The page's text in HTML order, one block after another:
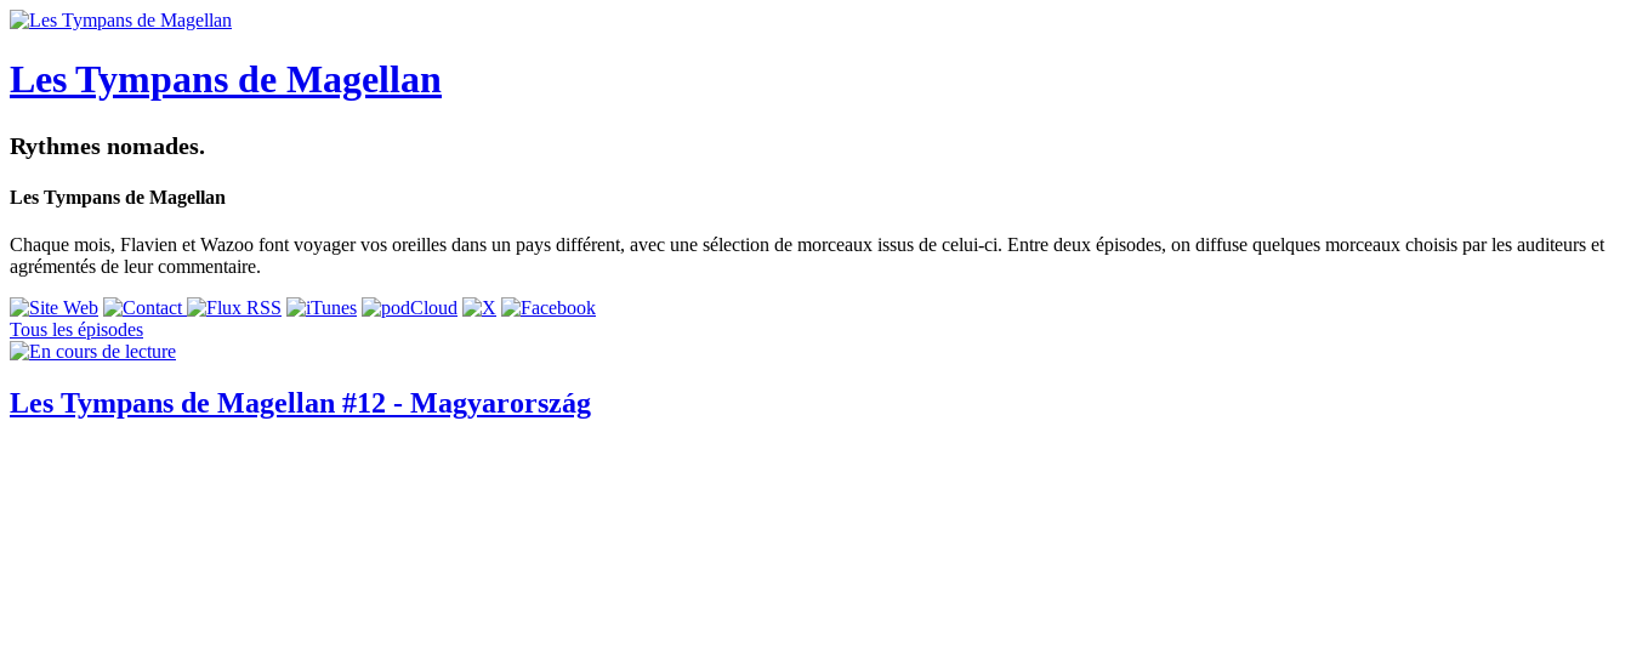
Les Tympans de Magellan
Rythmes nomades.
Les Tympans de Magellan
Chaque mois, Flavien et Wazoo font voyager vos oreilles dans un pays différent, avec une sélection de morceaux issus de celui-ci. Entre deux épisodes, on diffuse quelques morceaux choisis par les auditeurs et
agrémentés de leur commentaire.
Tous les épisodes
Les Tympans de Magellan #12 - Magyarország